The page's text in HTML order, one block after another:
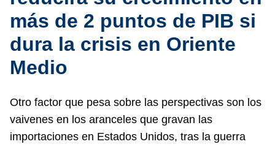
más de 2 puntos de PIB si
dura la crisis en Oriente
Medio
Otro factor que pesa sobre las perspectivas son los
vaivenes en los aranceles que gravan las
importaciones en Estados Unidos, tras la guerra